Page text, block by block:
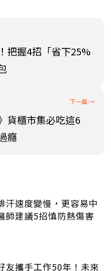
把握4招「省下25%
貨櫃市集必吃這6
癮
汗速度變慢，更容易中
師建議5招慎防熱傷害
友攜手工作50年！未來